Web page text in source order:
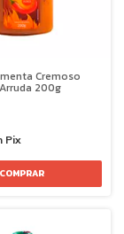
Cremoso
200g
Pix